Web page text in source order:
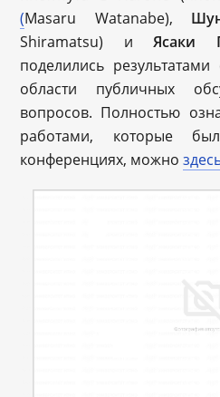
(Masaru Watanabe),
Shiramatsu) иЯсаки
поделились
области публичных
вопросов. Полностью
работами, которые
конференциях, можно